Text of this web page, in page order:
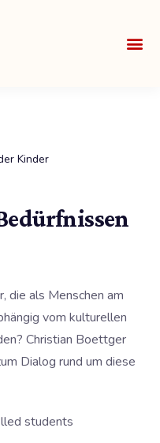
Kinder
die als Menschen am
vom kulturellen
Christian Boettger
Dialog rund um diese
students